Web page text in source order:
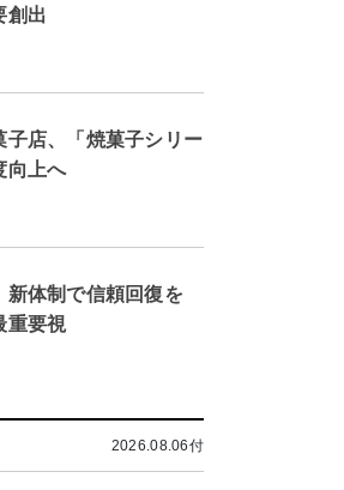
創出
子店、「焼菓子シリー
向上へ
新体制で信頼回復を
重要視
2026.08.06付